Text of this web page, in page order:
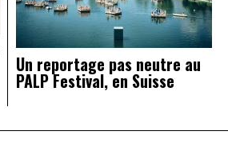
Un reportage pas neutre au
PALP Festival, en Suisse